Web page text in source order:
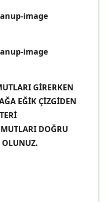
image
image
GİRERKEN
EĞİK ÇİZGİDEN
DOĞRU